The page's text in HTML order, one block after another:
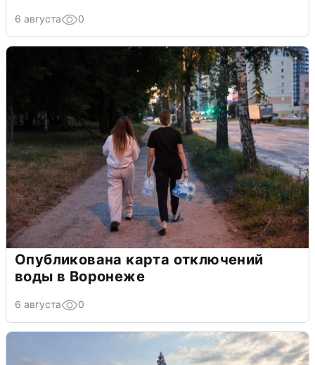
6 августа 0
Опубликована карта отключений
воды в Воронеже
6 августа 0